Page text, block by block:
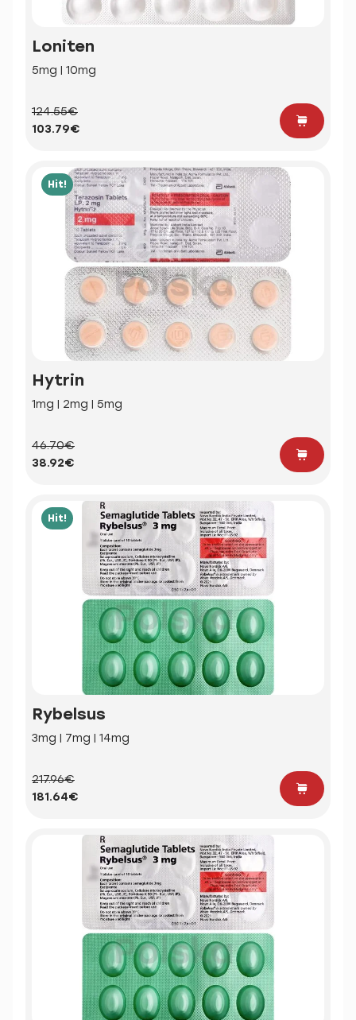
Loniten
5mg | 10mg
124.55€
103.79€
Hit!
Hytrin
1mg | 2mg | 5mg
46.70€
38.92€
Hit!
Rybelsus
3mg | 7mg | 14mg
217.96€
181.64€